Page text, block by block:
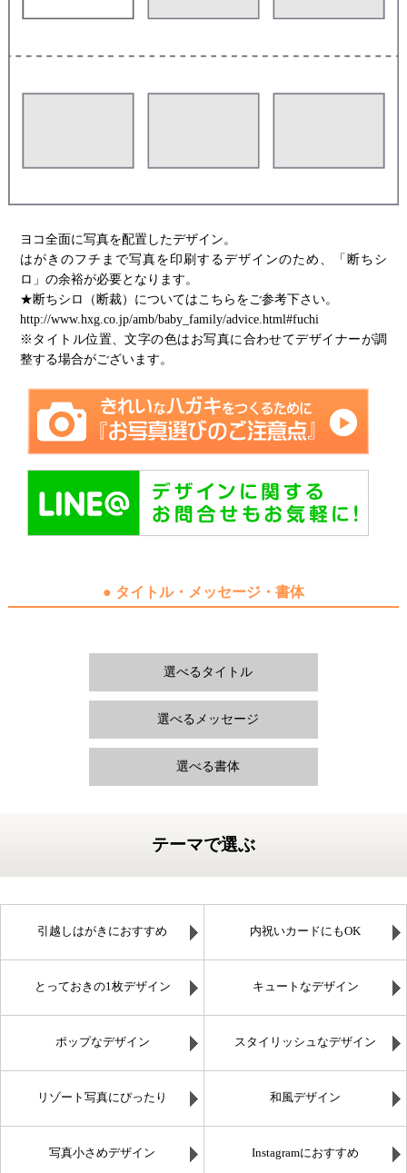
ヨコ全面に写真を配置したデザイン。
はがきのフチまで写真を印刷するデザインのため、「断ちシ
ロ」の余裕が必要となります。
★断ちシロ（断裁）についてはこちらをご参考下さい。
http://www.hxg.co.jp/amb/baby_family/advice.html#fuchi
※タイトル位置、文字の色はお写真に合わせてデザイナーが調
整する場合がございます。
● タイトル・メッセージ・書体
選べるタイトル
選べるメッセージ
選べる書体
テーマで選ぶ
引越しはがきにおすすめ 内祝いカードにもOK
とっておきの1枚デザイン キュートなデザイン
ポップなデザイン スタイリッシュなデザイン
リゾート写真にぴったり 和風デザイン
写真小さめデザイン Instagramにおすすめ